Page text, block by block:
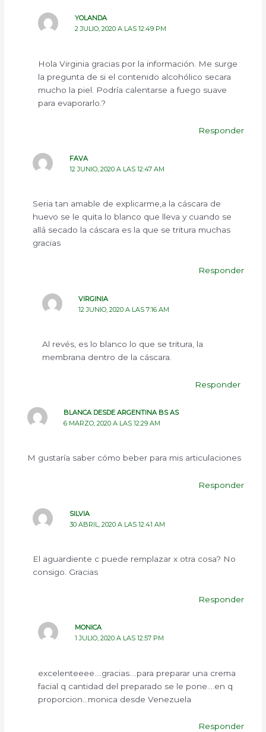
YOLANDA
2 JULIO, 2020 A LAS 12:49 PM
Hola Virginia gracias por la información. Me surge
la pregunta de si el contenido alcohólico secara
mucho la piel. Podría calentarse a fuego suave
para evaporarlo.?
Responder
FAVA
12 JUNIO, 2020 A LAS 12:47 AM
Seria tan amable de explicarme,a la cáscara de
huevo se le quita lo blanco que lleva y cuando se
allá secado la cáscara es la que se tritura muchas
gracias
Responder
VIRGINIA
12 JUNIO, 2020 A LAS 7:16 AM
Al revés, es lo blanco lo que se tritura, la
membrana dentro de la cáscara.
Responder
BLANCA DESDE ARGENTINA BS AS
6 MARZO, 2020 A LAS 12:29 AM
M gustaría saber cómo beber para mis articulaciones
Responder
SILVIA
30 ABRIL, 2020 A LAS 12:41 AM
El aguardiente c puede remplazar x otra cosa? No
consigo. Gracias
Responder
MONICA
1 JULIO, 2020 A LAS 12:57 PM
excelenteeee….gracias….para preparar una crema
facial q cantidad del preparado se le pone….en q
proporcion…monica desde Venezuela
Responder